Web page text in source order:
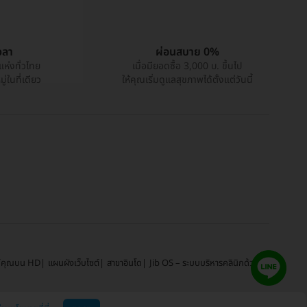
า
งทั่วไทย
ในที่เดียว
ผ่อนสบาย 0%
เมื่อมียอดซื้อ 3,000 บ. ขึ้นไป
ให้คุณเริ่มดูแลสุขภาพได้ตั้งแต่วันนี้
คุณบน HD แผนผังเว็บไซต์ สาขาอินโด Jib OS – ระบบบริหารคลินิกด้วย AI